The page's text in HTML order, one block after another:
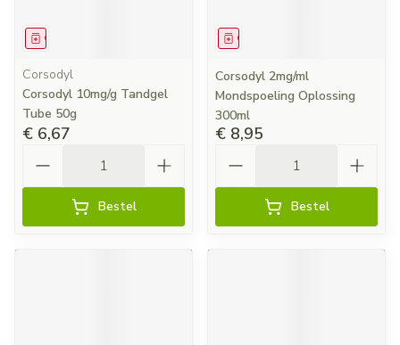
Geneesmiddel
Corsodyl
Corsodyl 10mg/g Tandgel
Tube 50g
€ 6,67
Bestel
Geneesmiddel
Corsodyl 2mg/ml
Mondspoeling Oplossing
300ml
€ 8,95
Bestel